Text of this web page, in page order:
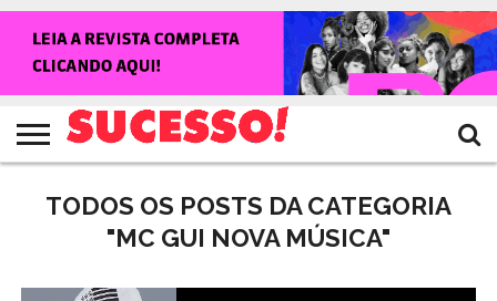
NOTÍCIAS
SHOWS
ENTREVISTAS
CLIQUES
RANKING
CROWLEY
TV
SUCESSO!
REVISTA
SUCESSO!
TODOS OS POSTS DA CATEGORIA
"MC GUI NOVA MÚSICA"